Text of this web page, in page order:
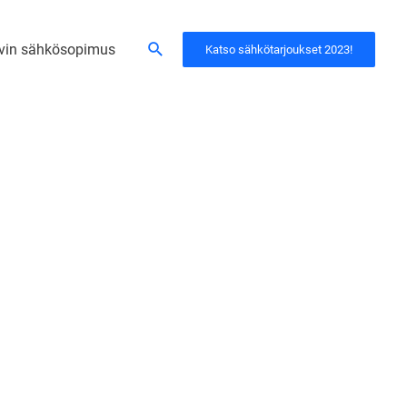
sähkösopimus Hae Katso sähkötarjoukset 2023!